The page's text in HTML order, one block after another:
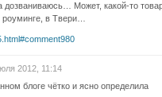
дозваниваюсь… Может, какой-то
в Твери…
2012, 11:14
блоге чётко и ясно определила